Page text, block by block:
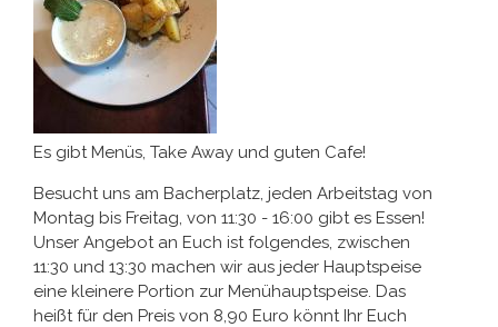
Es gibt Menüs, Take Away und guten Cafe!
Besucht uns am Bacherplatz, jeden Arbeitstag von
Montag bis Freitag, von 11:30 - 16:00 gibt es Essen!
Unser Angebot an Euch ist folgendes, zwischen
11:30 und 13:30 machen wir aus jeder Hauptspeise
eine kleinere Portion zur Menühauptspeise. Das
heißt für den Preis von 8,90 Euro könnt Ihr Euch